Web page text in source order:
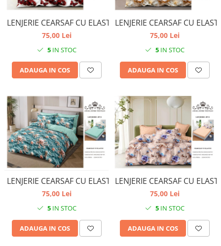
LENJERIE CEARSAF CU ELASTIC
75,00 Lei
5IN STOC
ADAUGA IN COS
LENJERIE CEARSAF CU
75,00 Lei
5IN STOC
ADAUGA IN COS
LENJERIE CEARSAF CU ELASTIC
75,00 Lei
5IN STOC
ADAUGA IN COS
LENJERIE CEARSAF CU
75,00 Lei
5IN STOC
ADAUGA IN COS